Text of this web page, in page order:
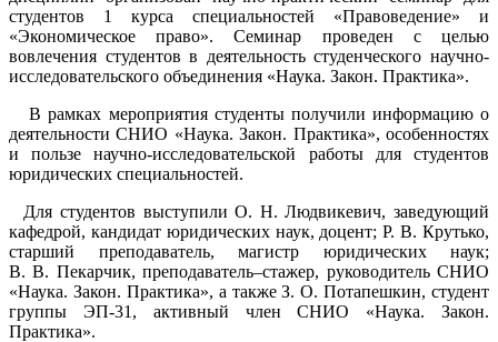
студентов 1 курса специальностей «Правоведение» и
«Экономическое право». Семинар проведен с целью
вовлечения студентов в деятельность студенческого научно-
исследовательского объединения «Наука. Закон. Практика».
В рамках мероприятия студенты получили информацию о
деятельности СНИО «Наука. Закон. Практика», особенностях
и пользе научно-исследовательской работы для студентов
юридических специальностей.
Для студентов выступили О. Н. Людвикевич, заведующий
кафедрой, кандидат юридических наук, доцент; Р. В. Крутько,
старший преподаватель, магистр юридических наук;
В. В. Пекарчик, преподаватель–стажер, руководитель СНИО
«Наука. Закон. Практика», а также З. О. Потапешкин, студент
группы ЭП-31, активный член СНИО «Наука. Закон.
Практика».